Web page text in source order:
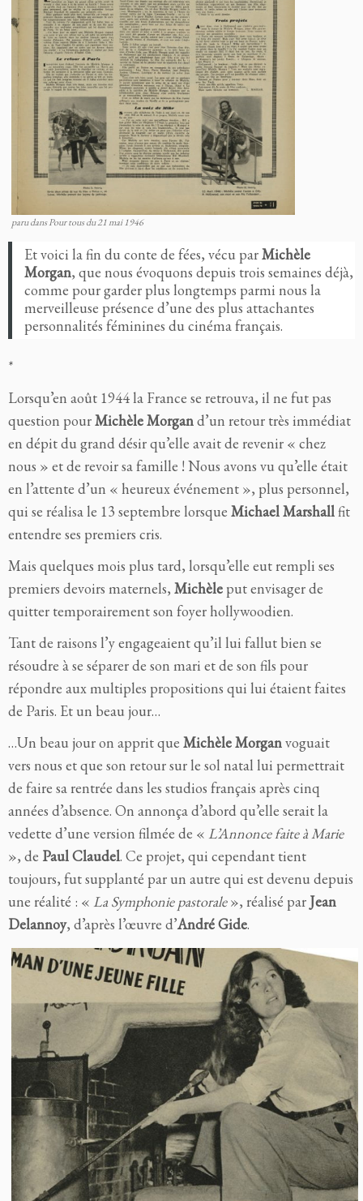
paru dans Pour tous du 21 mai 1946
Et voici la fin du conte de fées, vécu parMichèle
Morgan, que nous évoquons depuis trois semaines déjà,
comme pour garder plus longtemps parmi nous la
merveilleuse présence d’une des plus attachantes
personnalités féminines du cinéma français.
*
Lorsqu’en août 1944 la France se retrouva, il ne fut pas
question pourMichèle Morgand’un retour très immédiat
en dépit du grand désir qu’elle avait de revenir « chez
nous » et de revoir sa famille ! Nous avons vu qu’elle était
en l’attente d’un « heureux événement », plus personnel,
qui se réalisa le 13 septembre lorsque Michael Marshallfit
entendre ses premiers cris.
Mais quelques mois plus tard, lorsqu’elle eut rempli ses
premiers devoirs maternels, Michèle put envisager de
quitter temporairement son foyer hollywoodien.
Tant de raisons l’y engageaient qu’il lui fallut bien se
résoudre à se séparer de son mari et de son fils pour
répondre aux multiples propositions qui lui étaient faites
de Paris. Et un beau jour…
…Un beau jour on apprit que Michèle Morganvoguait
vers nous et que son retour sur le sol natal lui permettrait
de faire sa rentrée dans les studios français après cinq
années d’absence. On annonça d’abord qu’elle serait la
vedette d’une version filmée de « L’Annonce faite à Marie
», de Paul Claudel. Ce projet, qui cependant tient
toujours, fut supplanté par un autre qui est devenu depuis
une réalité : « La Symphonie pastorale», réalisé par Jean
Delannoy, d’après l’œuvre d’André Gide.